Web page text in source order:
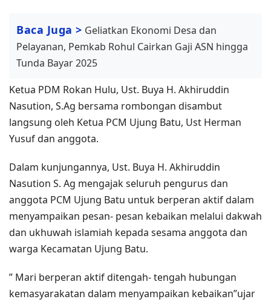
Baca Juga > Geliatkan Ekonomi Desa dan
Pelayanan, Pemkab Rohul Cairkan Gaji ASN hingga
Tunda Bayar 2025
Ketua PDM Rokan Hulu, Ust. Buya H. Akhiruddin
Nasution, S.Ag bersama rombongan disambut
langsung oleh Ketua PCM Ujung Batu, Ust Herman
Yusuf dan anggota.
Dalam kunjungannya, Ust. Buya H. Akhiruddin
Nasution S. Ag mengajak seluruh pengurus dan
anggota PCM Ujung Batu untuk berperan aktif dalam
menyampaikan pesan- pesan kebaikan melalui dakwah
dan ukhuwah islamiah kepada sesama anggota dan
warga Kecamatan Ujung Batu.
” Mari berperan aktif ditengah- tengah hubungan
kemasyarakatan dalam menyampaikan kebaikan”ujar